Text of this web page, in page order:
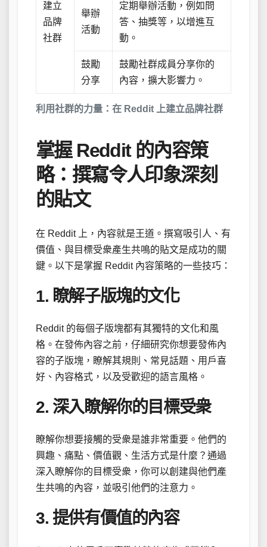
利用社群的力量：在 Reddit 上建立品牌社群
建立
品牌
社群
舉辦
活動
定期舉辦活動，例如問
答、抽獎等，以增進互
動。
鼓勵
分享
鼓勵社群成員分享你的
內容，擴大影響力。
掌握 Reddit 的內容策
略：撰寫令人印象深刻
的貼文
在 Reddit 上，內容就是王道。撰寫吸引人、有
價值、與目標受衆產生共鳴的貼文是成功的關
鍵。以下是掌握 Reddit 內容策略的一些技巧：
1. 瞭解子版塊的文化
Reddit 的每個子版塊都有其獨特的文化和風
格。在發佈內容之前，仔細研究你想要發佈內
容的子版塊，瞭解其規則、常見話題、用戶喜
好、內容格式，以及受歡迎的語言風格。
2. 深入瞭解你的目標受衆
瞭解你想要接觸的受衆是誰非常重要。他們的
興趣、痛點、價值觀、生活方式是什麼？通過
深入瞭解你的目標受衆，你可以創建與他們產
生共鳴的內容，並吸引他們的注意力。
3. 提供有價值的內容